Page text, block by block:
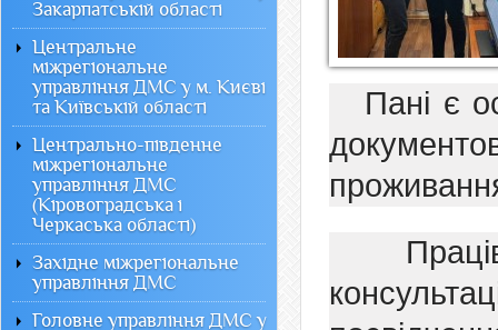
Пані є
Закарпатській області
Центральне
міжрегіональне
управління ДМС у м. Києві
та Київській області
Центрально-південне
міжрегіональне
управління ДМС
(Кіровоградська і
Черкаська області)
Західне міжрегіональне
управління ДМС
Головне управління ДМС у